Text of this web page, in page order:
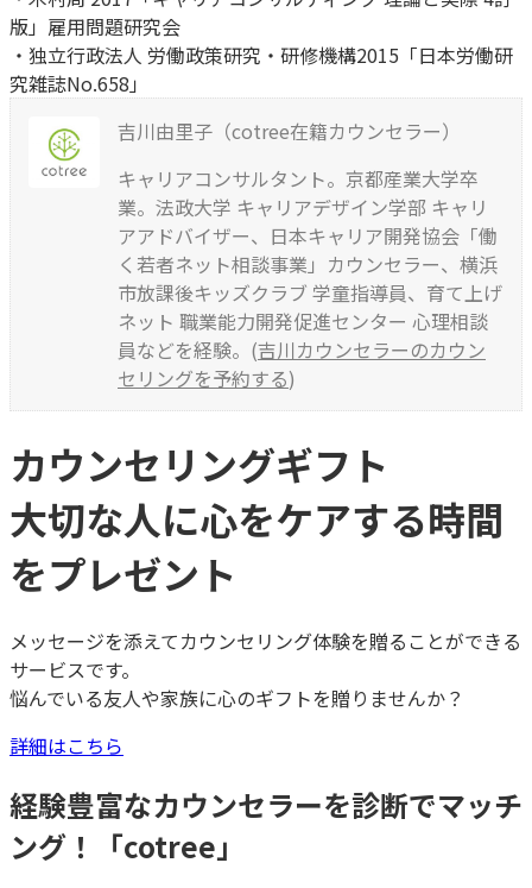
版」雇用問題研究会
・独立行政法人 労働政策研究・研修機構2015「日本労働研
究雑誌No.658」
吉川由里子（cotree在籍カウンセラー）
キャリアコンサルタント。京都産業大学卒
業。法政大学 キャリアデザイン学部 キャリ
アアドバイザー、日本キャリア開発協会「働
く若者ネット相談事業」カウンセラー、横浜
市放課後キッズクラブ 学童指導員、育て上げ
ネット 職業能力開発促進センター 心理相談
員などを経験。(吉川カウンセラーのカウン
セリングを予約する)
カウンセリングギフト
大切な人に心をケアする時間
をプレゼント
メッセージを添えてカウンセリング体験を贈ることができる
サービスです。
悩んでいる友人や家族に心のギフトを贈りませんか？
詳細はこちら
経験豊富なカウンセラーを診断でマッチ
ング！「cotree」